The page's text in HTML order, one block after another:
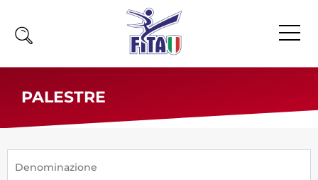
News
PALESTRE